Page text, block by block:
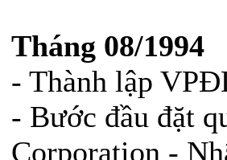
Tháng 08/1994
- Thành lập
- Bước đầu đặt
Corporation -